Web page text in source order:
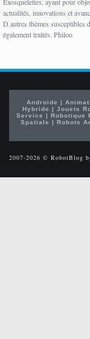
actualités, innovations et
D autres thèmes susceptibles
également traités. Philoo
Androïde |
Hybride |Jouets
Service | Robotique
Spatiale | Robots
2007-2026 © RobotBlog